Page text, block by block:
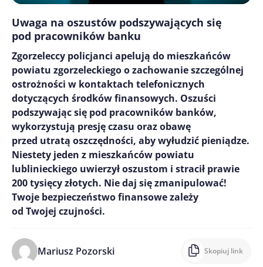
Uwaga na oszustów podszywających się
pod pracowników banku
Zgorzeleccy policjanci apelują do mieszkańców
powiatu zgorzeleckiego o zachowanie szczególnej
ostrożności w kontaktach telefonicznych
dotyczących środków finansowych. Oszuści
podszywając się pod pracowników banków,
wykorzystują presję czasu oraz obawę
przed utratą oszczędności, aby wyłudzić pieniądze.
Niestety jeden z mieszkańców powiatu
lublinieckiego uwierzył oszustom i stracił prawie
200 tysięcy złotych. Nie daj się zmanipulować!
Twoje bezpieczeństwo finansowe zależy
od Twojej czujności.
Mariusz Pozorski Skopiuj link